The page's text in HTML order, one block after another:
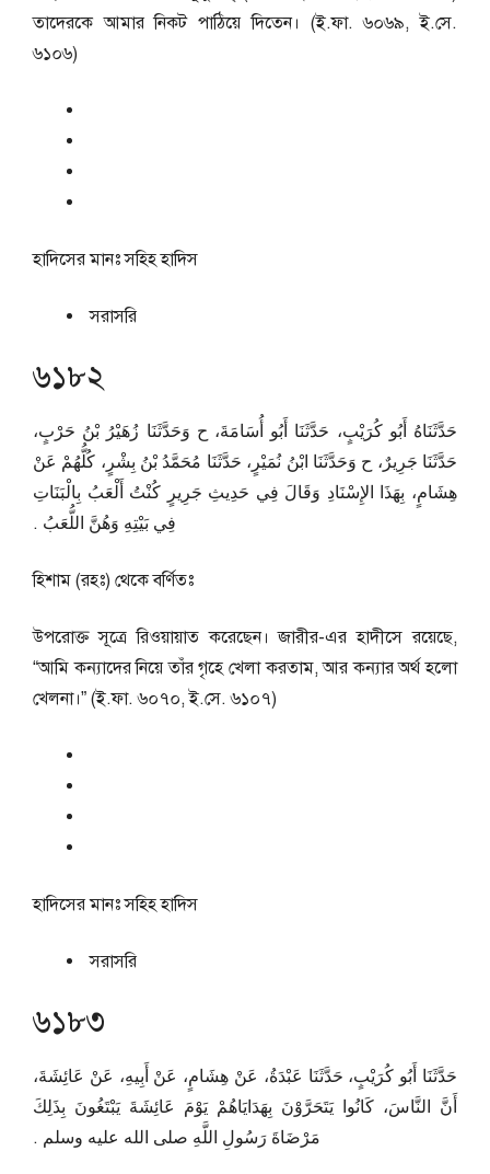
তাদেরকে আমার নিকট পাঠিয়ে দিতেন। (ই.ফা. ৬০৬৯, ই.সে.
৬১০৬)
হাদিসের মানঃসহিহ হাদিস
সরাসরি
৬১৮২
حَدَّثَنَاهُ أَبُو كُرَيْبٍ، حَدَّثَنَا أَبُو أُسَامَةَ، ح وَحَدَّثَنَا زُهَيْرُ بْنُ حَرْبٍ،
حَدَّثَنَا جَرِيرٌ، ح وَحَدَّثَنَا ابْنُ نُمَيْرٍ، حَدَّثَنَا مُحَمَّدُ بْنُ بِشْرٍ، كُلُّهُمْ عَنْ
هِشَامٍ، بِهَذَا الإِسْنَادِ وَقَالَ فِي حَدِيثِ جَرِيرٍ كُنْتُ أَلْعَبُ بِالْبَنَاتِ
فِي بَيْتِهِ وَهُنَّ اللُّعَبُ ‏.‏
হিশাম (রহঃ) থেকে বর্ণিতঃ
উপরোক্ত সূত্রে রিওয়ায়াত করেছেন। জারীর-এর হাদীসে রয়েছে,
“আমি কন্যাদের নিয়ে তাঁর গৃহে খেলা করতাম, আর কন্যার অর্থ হলো
খেলনা।” (ই.ফা. ৬০৭০, ই.সে. ৬১০৭)
হাদিসের মানঃসহিহ হাদিস
সরাসরি
৬১৮৩
حَدَّثَنَا أَبُو كُرَيْبٍ، حَدَّثَنَا عَبْدَةُ، عَنْ هِشَامٍ، عَنْ أَبِيهِ، عَنْ عَائِشَةَ،
أَنَّ النَّاسَ، كَانُوا يَتَحَرَّوْنَ بِهَدَايَاهُمْ يَوْمَ عَائِشَةَ يَبْتَغُونَ بِذَلِكَ
مَرْضَاةَ رَسُولِ اللَّهِ صلى الله عليه وسلم ‏.‏